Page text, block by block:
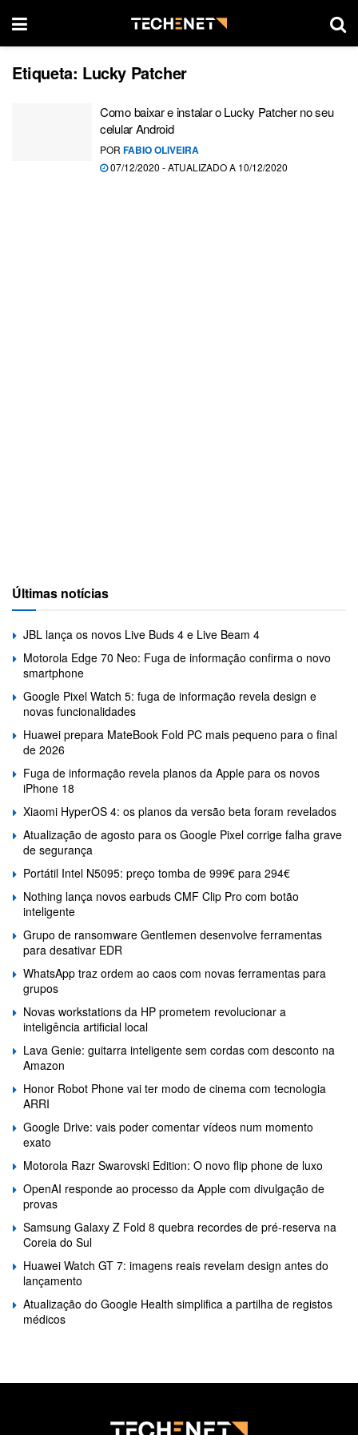
Etiqueta: Lucky Patcher
Como baixar e instalar o Lucky Patcher no seu
celular Android
POR FABIO OLIVEIRA
07/12/2020 - ATUALIZADO A 10/12/2020
Últimas notícias
JBL lança os novos Live Buds 4 e Live Beam 4
Motorola Edge 70 Neo: Fuga de informação confirma o novo
smartphone
Google Pixel Watch 5: fuga de informação revela design e
novas funcionalidades
Huawei prepara MateBook Fold PC mais pequeno para o final
de 2026
Fuga de informação revela planos da Apple para os novos
iPhone 18
Xiaomi HyperOS 4: os planos da versão beta foram revelados
Atualização de agosto para os Google Pixel corrige falha grave
de segurança
Portátil Intel N5095: preço tomba de 999€ para 294€
Nothing lança novos earbuds CMF Clip Pro com botão
inteligente
Grupo de ransomware Gentlemen desenvolve ferramentas
para desativar EDR
WhatsApp traz ordem ao caos com novas ferramentas para
grupos
Novas workstations da HP prometem revolucionar a
inteligência artificial local
Lava Genie: guitarra inteligente sem cordas com desconto na
Amazon
Honor Robot Phone vai ter modo de cinema com tecnologia
ARRI
Google Drive: vais poder comentar vídeos num momento
exato
Motorola Razr Swarovski Edition: O novo flip phone de luxo
OpenAI responde ao processo da Apple com divulgação de
provas
Samsung Galaxy Z Fold 8 quebra recordes de pré-reserva na
Coreia do Sul
Huawei Watch GT 7: imagens reais revelam design antes do
lançamento
Atualização do Google Health simplifica a partilha de registos
médicos